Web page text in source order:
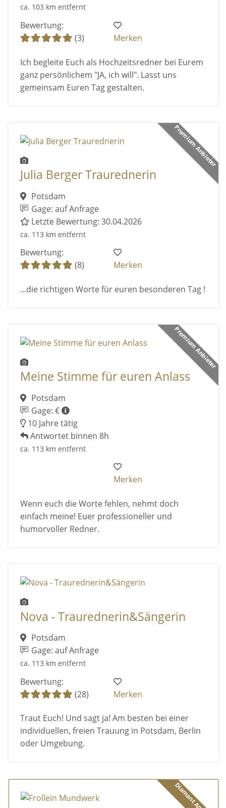
ca. 103 km entfernt
Bewertung:
(3)
Merken
Ich begleite Euch als Hochzeitsredner bei Eurem
ganz persönlichem "JA, ich will". Lasst uns
gemeinsam Euren Tag gestalten.
Premium Anbieter
Julia Berger Traurednerin
Potsdam
Gage: auf Anfrage
Letzte Bewertung: 30.04.2026
ca. 113 km entfernt
Bewertung:
(8)
Merken
...die richtigen Worte für euren besonderen Tag !
Premium Anbieter
Meine Stimme für euren Anlass
Potsdam
Gage: €
10 Jahre tätig
Antwortet binnen 8h
ca. 113 km entfernt
Merken
Wenn euch die Worte fehlen, nehmt doch
einfach meine! Euer professioneller und
humorvoller Redner.
Nova - Traurednerin&Sängerin
Potsdam
Gage: auf Anfrage
ca. 113 km entfernt
Bewertung:
(28)
Merken
Traut Euch! Und sagt ja! Am besten bei einer
individuellen, freien Trauung in Potsdam, Berlin
oder Umgebung.